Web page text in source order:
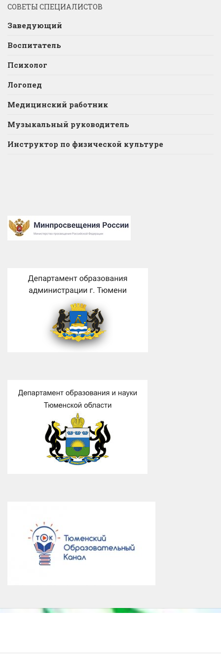
СОВЕТЫ СПЕЦИАЛИСТОВ
Заведующий
Воспитатель
Психолог
Логопед
Медицинский работник
Музыкальный руководитель
Инструктор по физической культуре